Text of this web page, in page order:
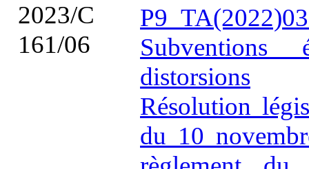
2023/C
161/06
Subventions
distorsions
Résolution
du 10